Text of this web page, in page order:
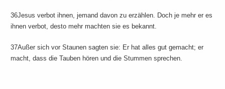
36Jesus verbot ihnen, jemand davon zu erzählen. Doch je mehr er es
ihnen verbot, desto mehr machten sie es bekannt.
37Außer sich vor Staunen sagten sie: Er hat alles gut gemacht; er
macht, dass die Tauben hören und die Stummen sprechen.